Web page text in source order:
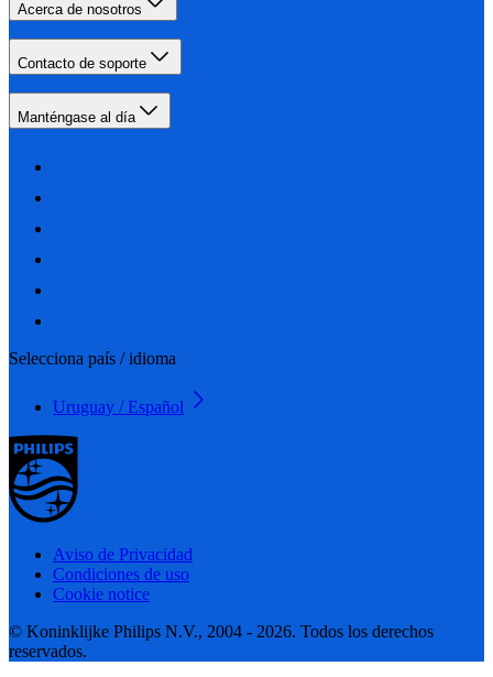
Acerca de nosotros
Contacto de soporte
Manténgase al día
Selecciona país / idioma
Uruguay / Español
Aviso de Privacidad
Condiciones de uso
Cookie notice
© Koninklijke Philips N.V., 2004 - 2026. Todos los derechos
reservados.